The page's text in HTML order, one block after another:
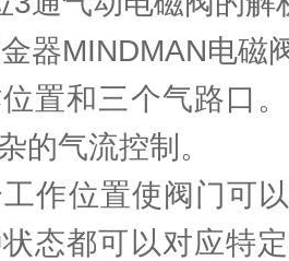
器MINDMAN电磁
置和三个气路口
的气流控制。
作位置使阀门可
态都可以对应特